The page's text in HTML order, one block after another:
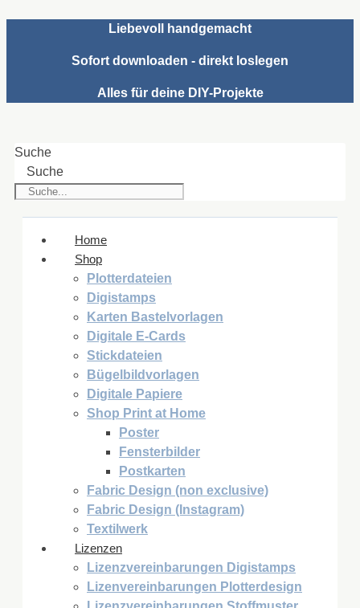
Liebevoll handgemacht
Sofort downloaden - direkt loslegen
Alles für deine DIY-Projekte
Suche
Suche
Home
Shop
Plotterdateien
Digistamps
Karten Bastelvorlagen
Digitale E-Cards
Stickdateien
Bügelbildvorlagen
Digitale Papiere
Shop Print at Home
Poster
Fensterbilder
Postkarten
Fabric Design (non exclusive)
Fabric Design (Instagram)
Textilwerk
Lizenzen
Lizenzvereinbarungen Digistamps
Lizenvereinbarungen Plotterdesign